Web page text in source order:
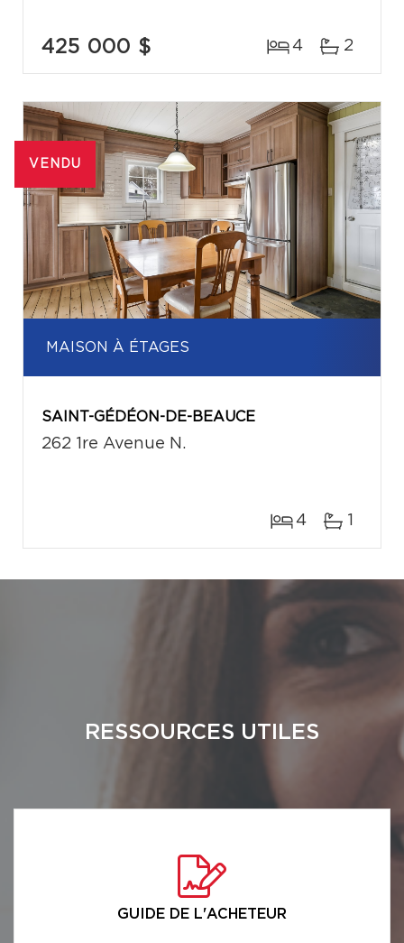
425 000 $ 4 2
VENDU
MAISON À ÉTAGES
SAINT-GÉDÉON-DE-BEAUCE
262 1re Avenue N.
4 1
RESSOURCES UTILES
GUIDE DE L'ACHETEUR